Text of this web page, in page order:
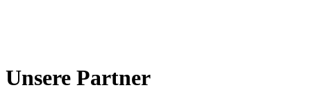
Unsere Partner